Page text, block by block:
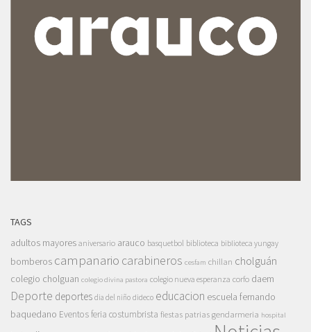
TAGS
adultos mayores aniversario arauco basquetbol biblioteca biblioteca yungay
bomberos campanario carabineros cesfam chillan cholguán
colegio cholguan colegio divina pastora colegio nueva esperanza corfo daem
Deporte deportes dia del niño dideco educacion escuela fernando
baquedano Eventosferia costumbrista fiestas patrias gendarmeria hospital